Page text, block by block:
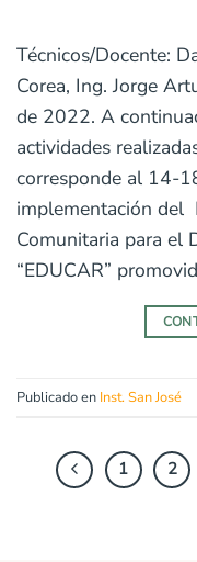
Técnicos/Docente:
Corea, Ing. Jorge
de 2022. A
actividades
corresponde al 14-
implementación del
Comunitaria para el
“EDUCAR”
Publicado en Inst. San José
1 2